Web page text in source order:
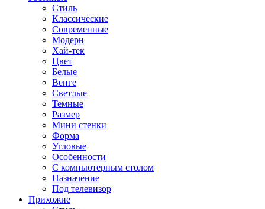
Стиль
Классические
Современные
Модерн
Хай-тек
Цвет
Белые
Венге
Светлые
Темные
Размер
Мини стенки
Форма
Угловые
Особенности
С компьютерным столом
Назначение
Под телевизор
Прихожие